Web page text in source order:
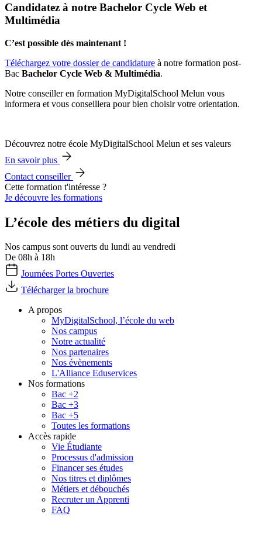
Candidatez à notre Bachelor Cycle Web et
Multimédia
C’est possible dès maintenant !
Téléchargez votre dossier de candidature à notre formation post-
Bac Bachelor Cycle Web & Multimédia.
Notre conseiller en formation MyDigitalSchool Melun vous
informera et vous conseillera pour bien choisir votre orientation.
Découvrez notre école MyDigitalSchool Melun et ses valeurs
En savoir plus
Contact conseiller
Cette formation t'intéresse ?
Je découvre les formations
L’école des métiers du digital
Nos campus sont ouverts du lundi au vendredi
De 08h à 18h
Journées Portes Ouvertes
Télécharger la brochure
A propos
MyDigitalSchool, l’école du web
Nos campus
Notre actualité
Nos partenaires
Nos évènements
L'Alliance Eduservices
Nos formations
Bac +2
Bac +3
Bac +5
Toutes les formations
Accès rapide
Vie Étudiante
Processus d'admission
Financer ses études
Nos titres et diplômes
Métiers et débouchés
Recruter un Apprenti
FAQ